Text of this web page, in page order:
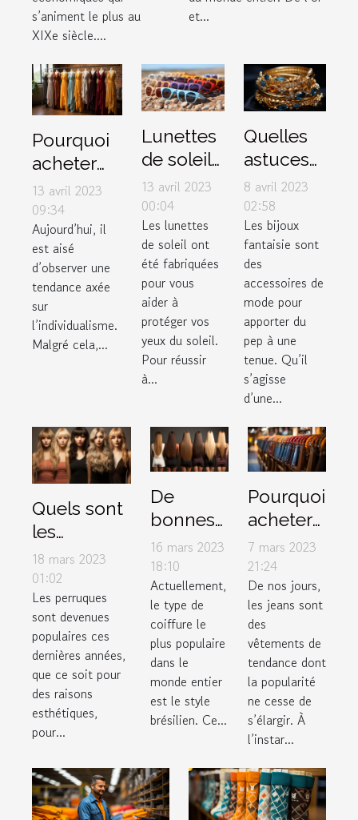
s’animent le plus au
XIXe siècle....
et...
Pourquoi
acheter
des
vêtements
dans une
boutique
de couple
?
13 avril 2023
09:34
Aujourd’hui, il
est aisé
d’observer une
tendance axée
sur
l’individualisme.
Malgré cela,...
Lunettes
de soleil :
3 critères
pour
faire de
bon
choix
13 avril 2023
00:04
Les lunettes
de soleil ont
été fabriquées
pour vous
aider à
protéger vos
yeux du soleil.
Pour réussir
à...
Quelles
astuces
pour un
bon
choix de
bijoux
fantaisie
?
8 avril 2023
02:58
Les bijoux
fantaisie sont
des
accessoires de
mode pour
apporter du
pep à une
tenue. Qu’il
s’agisse
d’une...
Quels sont
les
accessoires
à mettre
sous une
perruque ?
18 mars 2023
01:02
Les perruques
sont devenues
populaires ces
dernières années,
que ce soit pour
des raisons
esthétiques,
pour...
De
bonnes
raisons
d’utiliser
le lissage
brésilien
16 mars 2023
18:10
Actuellement,
le type de
coiffure le
plus populaire
dans le
monde entier
est le style
brésilien. Ce...
Pourquoi
acheter
des
jeans
femme
auprès
d’un
grossiste
en
ligne ?
7 mars 2023
21:24
De nos jours,
les jeans sont
des
vêtements de
tendance dont
la popularité
ne cesse de
s’élargir. À
l’instar...